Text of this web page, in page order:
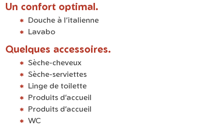
Un confort optimal.
Douche à l’italienne
Lavabo
Quelques accessoires.
Sèche-cheveux
Sèche-serviettes
Linge de toilette
Produits d’accueil
Produits d’accueil
WC